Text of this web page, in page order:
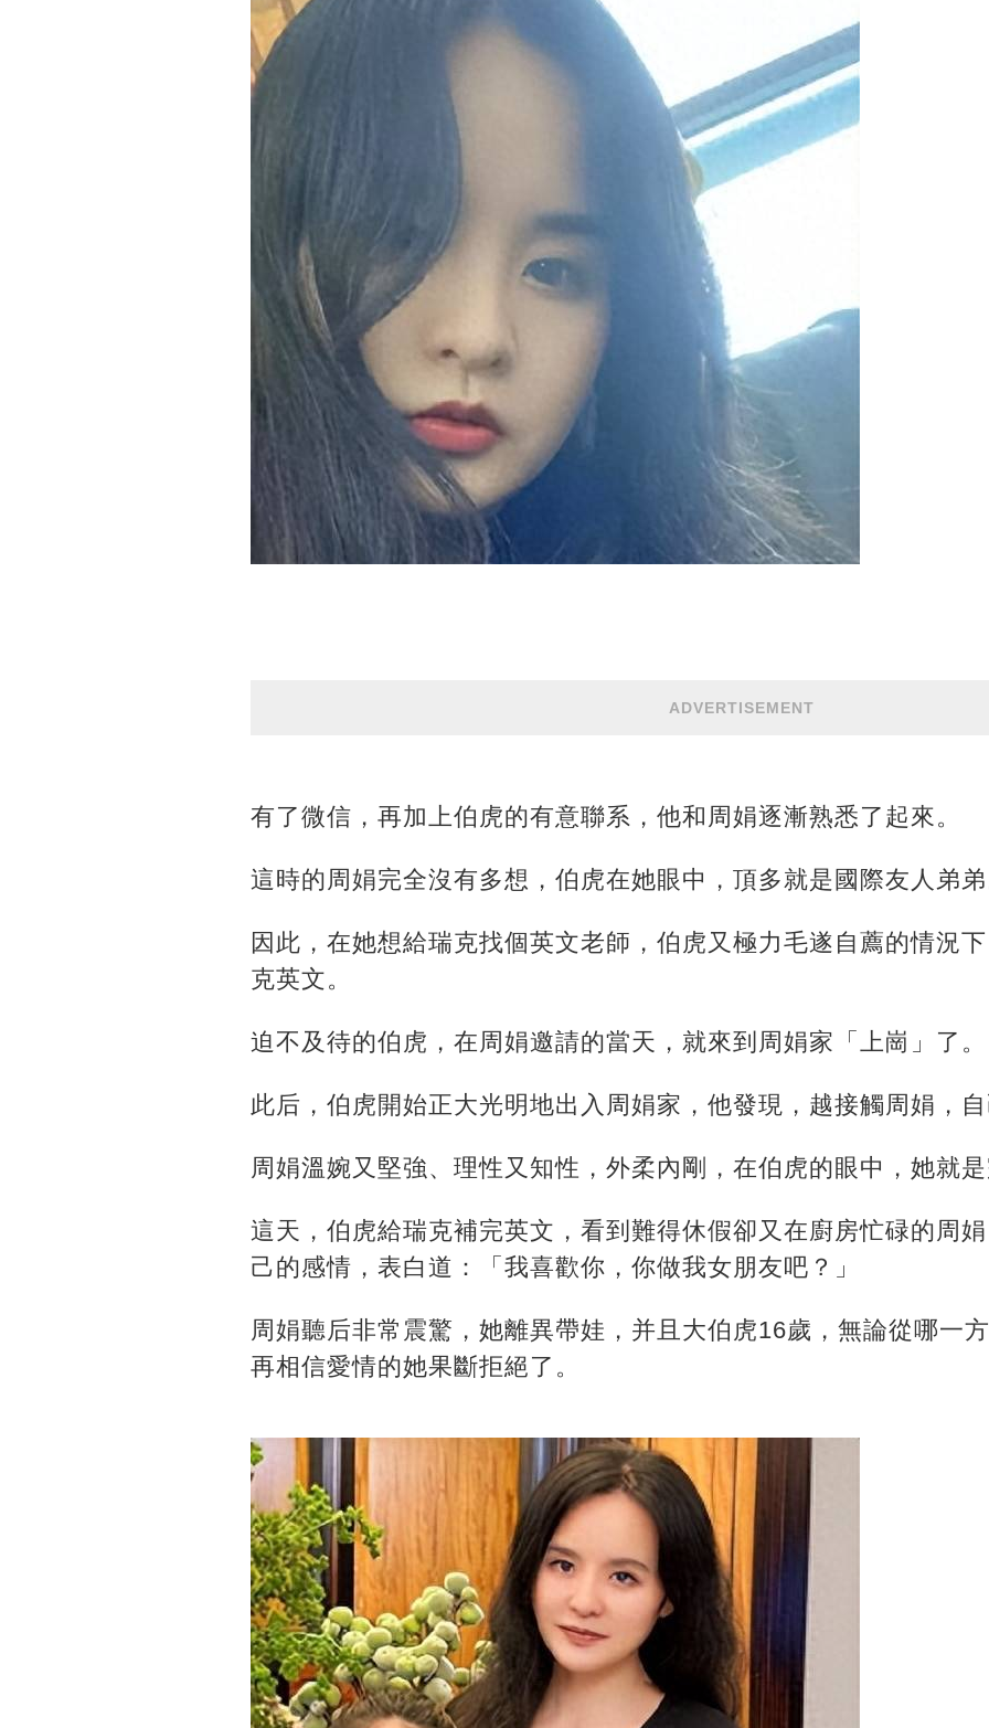
ADVERTISEMENT
有了微信，再加上伯虎的有意聯系，他和周娟逐漸熟悉了起來。
這時的周娟完全沒有多想，伯虎在她眼中，頂多就是國際友人弟弟
因此，在她想給瑞克找個英文老師，伯虎又極力毛遂自薦的情況
克英文。
迫不及待的伯虎，在周娟邀請的當天，就來到周娟家「上崗」了。
此后，伯虎開始正大光明地出入周娟家，他發現，越接觸周娟，自
周娟溫婉又堅強、理性又知性，外柔內剛，在伯虎的眼中，她就是
這天，伯虎給瑞克補完英文，看到難得休假卻又在廚房忙碌的周
己的感情，表白道：「我喜歡你，你做我女朋友吧？」
周娟聽后非常震驚，她離異帶娃，并且大伯虎16歲，無論從哪一
再相信愛情的她果斷拒絕了。